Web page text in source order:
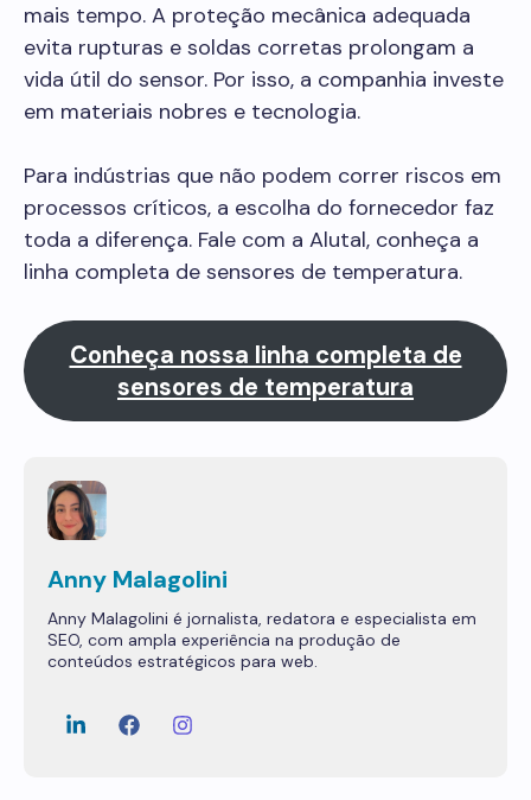
mais tempo. A proteção mecânica adequada
evita rupturas e soldas corretas prolongam a
vida útil do sensor. Por isso, a companhia investe
em materiais nobres e tecnologia.
Para indústrias que não podem correr riscos em
processos críticos, a escolha do fornecedor faz
toda a diferença. Fale com a Alutal, conheça a
linha completa de sensores de temperatura.
Conheça nossa linha completa de
sensores de temperatura
Anny Malagolini
Anny Malagolini é jornalista, redatora e especialista em
SEO, com ampla experiência na produção de
conteúdos estratégicos para web.